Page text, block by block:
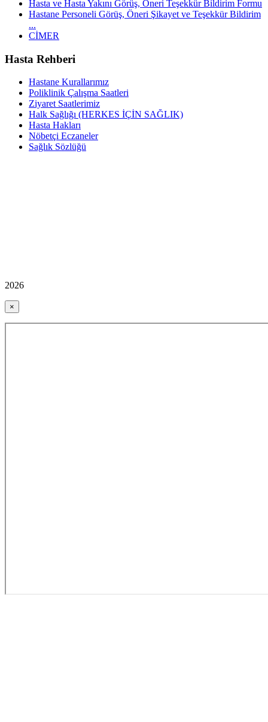
Hasta ve Hasta Yakını Görüş, Öneri Teşekkür Bildirim Formu
Hastane Personeli Görüş, Öneri Şikayet ve Teşekkür Bildirim
...
CİMER
Hasta Rehberi
Hastane Kurallarımız
Poliklinik Çalışma Saatleri
Ziyaret Saatlerimiz
Halk Sağlığı (HERKES İÇİN SAĞLIK)
Hasta Hakları
Nöbetçi Eczaneler
Sağlık Sözlüğü
2026
×